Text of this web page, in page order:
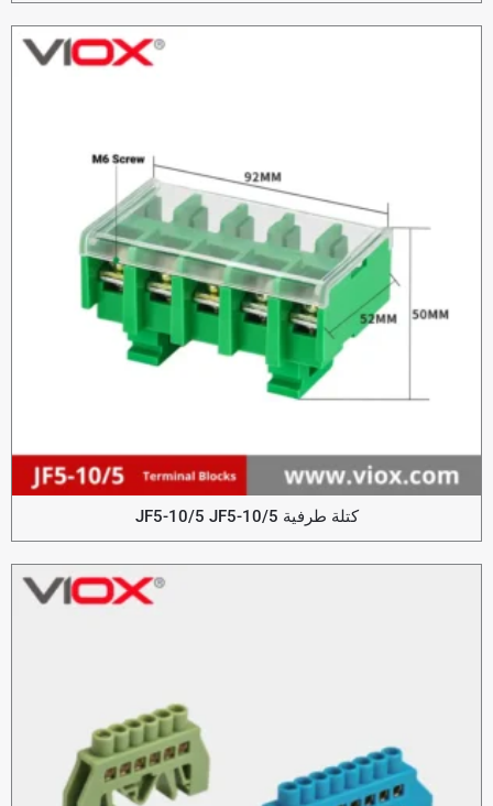
كتلة طرفية JF5-10/5 JF5-10/5